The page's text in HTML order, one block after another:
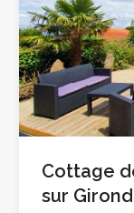
Cottage
sur